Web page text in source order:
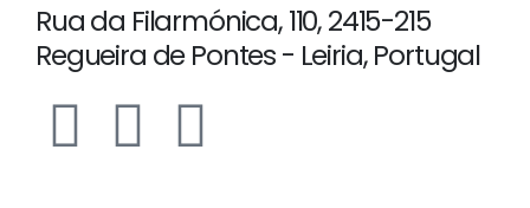
Rua da Filarmónica, 110, 2415-215
Regueira de Pontes - Leiria, Portugal